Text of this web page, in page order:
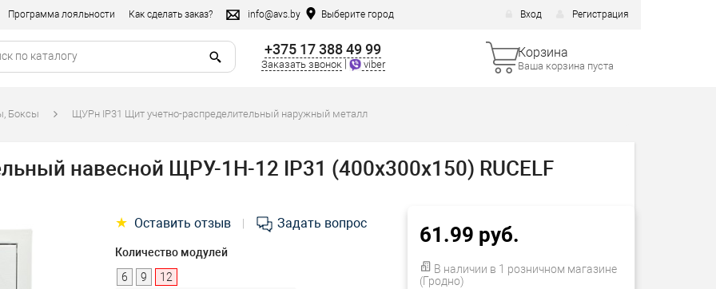
Программа лояльности Как сделать заказ? info@avs.by Выберите город Вход Регистрация
+375 17 388 49 99
Заказать звонок viber
Корзина
Ваша корзина пуста
Боксы ЩУРн IP31 Щит учетно-распределительный наружный металл
навесной ЩРУ-1Н-12 IP31 (400х300х150) RUCELF
61.99 руб.
В наличии в 1 розничном магазине
(Гродно)
★ Оставить отзыв Задать вопрос
Количество модулей
6
9 12